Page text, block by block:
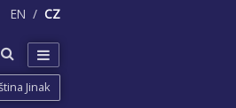
EN CZ
Jinak